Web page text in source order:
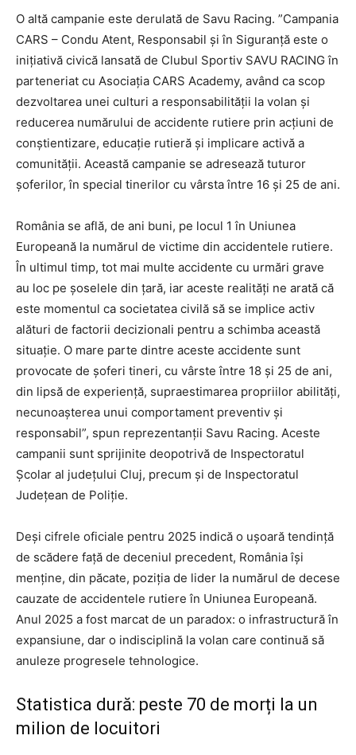
O altă campanie este derulată de Savu Racing. ”Campania
CARS – Condu Atent, Responsabil și în Siguranță este o
inițiativă civică lansată de Clubul Sportiv SAVU RACING în
parteneriat cu Asociația CARS Academy, având ca scop
dezvoltarea unei culturi a responsabilității la volan și
reducerea numărului de accidente rutiere prin acțiuni de
conștientizare, educație rutieră și implicare activă a
comunității. Această campanie se adresează tuturor
șoferilor, în special tinerilor cu vârsta între 16 și 25 de ani.
România se află, de ani buni, pe locul 1 în Uniunea
Europeană la numărul de victime din accidentele rutiere.
În ultimul timp, tot mai multe accidente cu urmări grave
au loc pe șoselele din țară, iar aceste realități ne arată că
este momentul ca societatea civilă să se implice activ
alături de factorii decizionali pentru a schimba această
situație. O mare parte dintre aceste accidente sunt
provocate de șoferi tineri, cu vârste între 18 și 25 de ani,
din lipsă de experiență, supraestimarea propriilor abilități,
necunoașterea unui comportament preventiv și
responsabil”, spun reprezentanții Savu Racing. Aceste
campanii sunt sprijinite deopotrivă de Inspectoratul
Școlar al județului Cluj, precum și de Inspectoratul
Județean de Poliție.
Deși cifrele oficiale pentru 2025 indică o ușoară tendință
de scădere față de deceniul precedent, România își
menține, din păcate, poziția de lider la numărul de decese
cauzate de accidentele rutiere în Uniunea Europeană.
Anul 2025 a fost marcat de un paradox: o infrastructură în
expansiune, dar o indisciplină la volan care continuă să
anuleze progresele tehnologice.
Statistica dură: peste 70 de morți la un
milion de locuitori